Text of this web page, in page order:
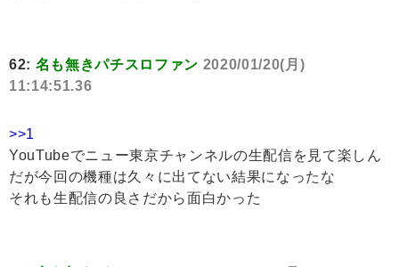
62: 名も無きパチスロファン 2020/01/20(月)
11:14:51.36
>>1
YouTubeでニュー東京チャンネルの生配信を見て楽しん
だが今回の機種は久々に出てない結果になったな
それも生配信の良さだから面白かった